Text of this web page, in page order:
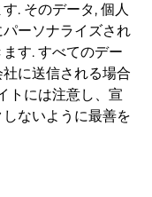
. そのデータ, 個人
ーソナライズされ
す. すべてのデー
に送信される場合
トには注意し、宣
ないように最善を